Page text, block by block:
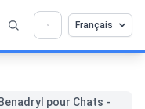
Français
pour Chats -
nous à le
×